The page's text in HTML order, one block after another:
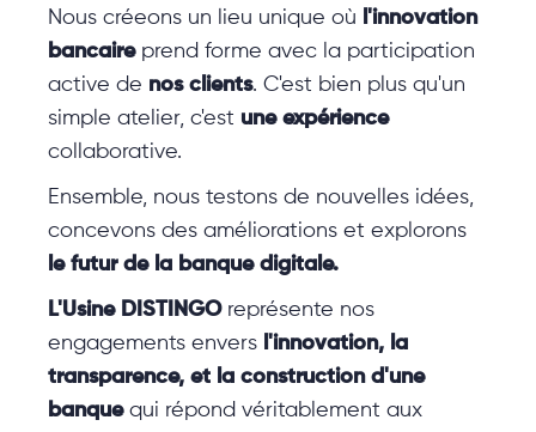
Nous créeons un lieu unique où
l'innovation
bancaireprend forme avec la participation
active de nos clients. C'est bien plus qu'un
simple atelier, c'est une expérience
collaborative.
Ensemble, nous testons de nouvelles idées,
concevons des améliorations et explorons
le futur de la banque digitale.
L'Usine DISTINGOreprésente nos
engagements envers l'innovation, la
transparence, et la construction d'une
banquequi répond véritablement aux